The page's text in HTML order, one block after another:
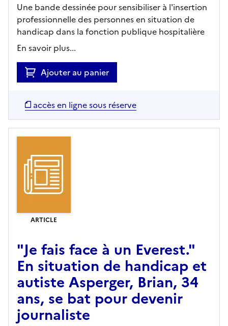
Une bande dessinée pour sensibiliser à l'insertion
professionnelle des personnes en situation de
handicap dans la fonction publique hospitalière
En savoir plus...
Ajouter au panier
accès en ligne sous réserve
ARTICLE
"Je fais face à un Everest."
En situation de handicap et
autiste Asperger, Brian, 34
ans, se bat pour devenir
journaliste